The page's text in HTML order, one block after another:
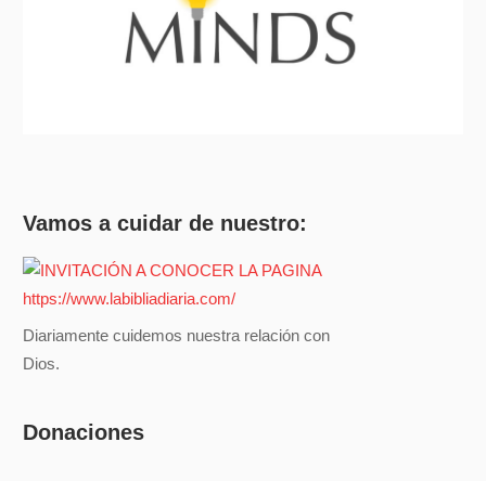
Vamos a cuidar de nuestro:
Diariamente cuidemos nuestra relación con
Dios.
Donaciones